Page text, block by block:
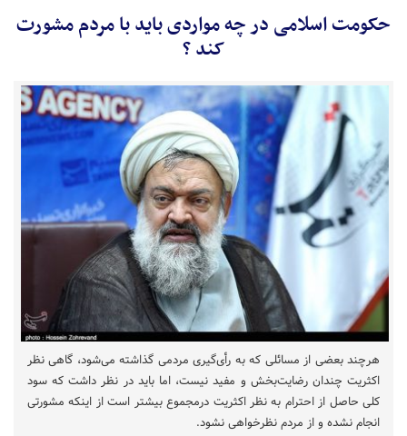
حکومت اسلامی در چه مواردی باید با مردم مشورت
کند ؟
هرچند بعضی از مسائلی که به رأی‌گیری مردمی گذاشته می‌شود، گاهی نظر
اکثریت چندان رضایت‌بخش و مفید نیست، اما باید در نظر داشت که سود
کلی حاصل از احترام به نظر اکثریت درمجموع بیشتر است از اینکه مشورتی
انجام نشده و از مردم نظرخواهی نشود.